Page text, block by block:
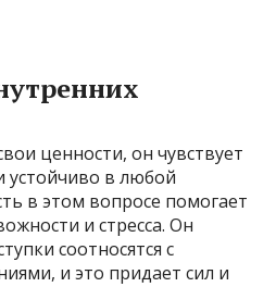
ценности, он чувствует
устойчиво в любой
в этом вопросе помогает
и стресса. Он
соотносятся с
и это придает сил и